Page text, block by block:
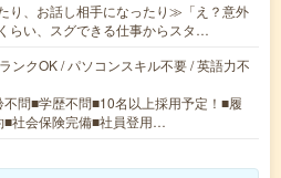
り、お話し相手になったり≫「え？意外
らい、スグできる仕事からスタ…
ンクOK / パソコンスキル不要 / 英語力不
問■学歴不問■10名以上採用予定！■履
■社会保険完備■社員登用…